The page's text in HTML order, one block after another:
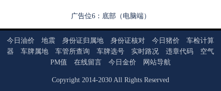
广告位6：底部（电脑端）
今日油价 地震 身份证归属地 身份证核对 今日猪价
车检计算
器
车牌属地 车管所查询 车牌选号 实时路况 违章代码
空气
PM值
在线留言 今日金价 网站导航
Copyright 2014-2030 All Rights Reserved